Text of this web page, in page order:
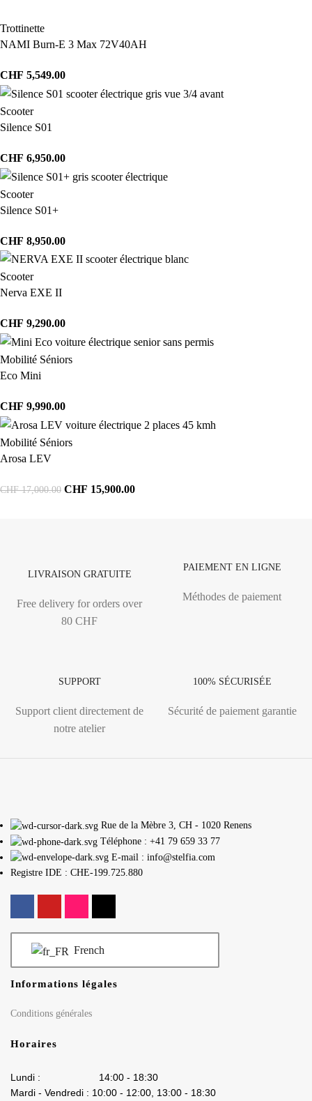
Trottinette
NAMI Burn-E 3 Max 72V40AH
CHF 5,549.00
Scooter
Silence S01
CHF 6,950.00
Scooter
Silence S01+
CHF 8,950.00
Scooter
Nerva EXE II
CHF 9,290.00
Mobilité Séniors
Eco Mini
CHF 9,990.00
Mobilité Séniors
Arosa LEV
CHF17,000.00 CHF 15,900.00
LIVRAISON GRATUITE
Free delivery for orders over
80 CHF
PAIEMENT EN LIGNE
Méthodes de paiement
SUPPORT
Support client directement de
notre atelier
100% SÉCURISÉE
Sécurité de paiement garantie
Rue de la Mèbre 3, CH - 1020 Renens
Téléphone : +41 79 659 33 77
E-mail : info@stelfia.com
Registre IDE : CHE-199.725.880
French
Informations légales
Conditions générales
Horaires
Lundi : 14:00 - 18:30
Mardi - Vendredi : 10:00 - 12:00, 13:00 - 18:30